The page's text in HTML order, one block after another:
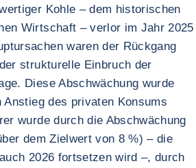
Kohle – dem historischen
Wirtschaft – verlor im Jahr 2025
waren der Rückgang
strukturelle Einbruch der
Diese Abschwächung wurde
des privaten Konsums
wurde durch die Abschwächung
dem Zielwert von 8 %) – die
2026 fortsetzen wird –, durch